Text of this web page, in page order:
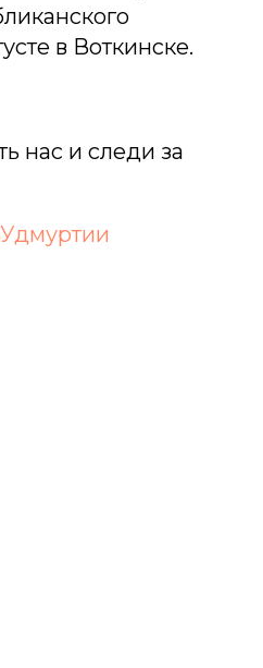
в Воткинске.
нас и следи за